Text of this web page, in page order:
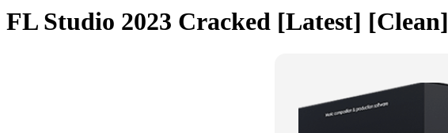
FL Studio 2023 Cracked [Latest] [Clean]